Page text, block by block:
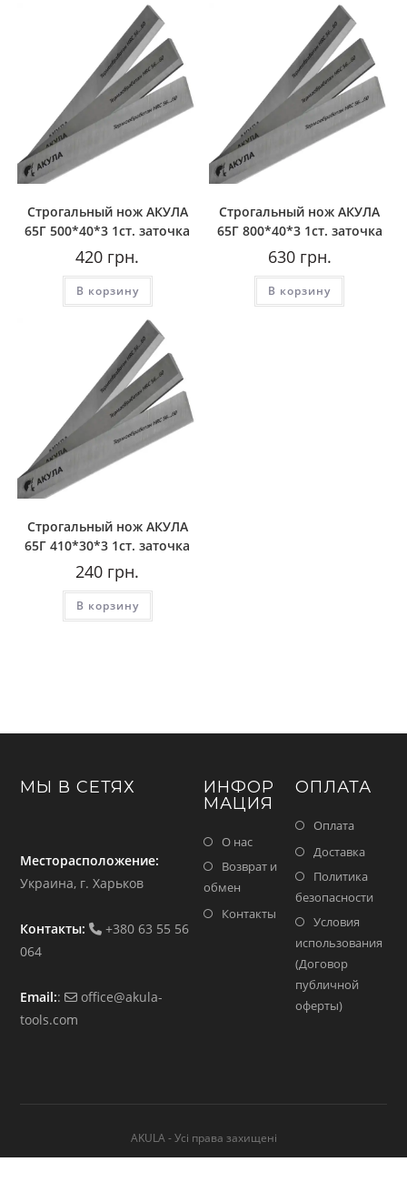
Строгальный нож АКУЛА
65Г 500*40*3 1ст. заточка
420 грн.
В корзину
Строгальный нож АКУЛА
65Г 800*40*3 1ст. заточка
630грн.
В корзину
Строгальный нож АКУЛА
65Г 410*30*3 1ст. заточка
240 грн.
В корзину
МЫ В СЕТЯХ
Месторасположение:
Украина, г. Харьков
Контакты:
+380 63 55 56
064
Email::
office@akula-
tools.com
ИНФОР
МАЦИЯ
О нас
Возврат и
обмен
Контакты
ОПЛАТА
Оплата
Доставка
Политика
безопасности
Условия
использования
(Договор
публичной
оферты)
AKULA - Усі права захищені